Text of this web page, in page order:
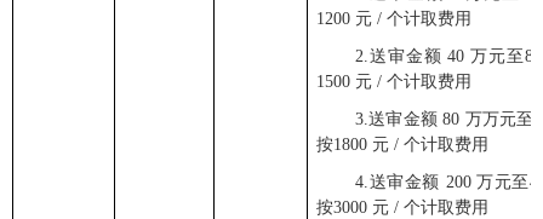
1200 元 / 个计取费用
2.送审金额40万元至
1500 元 / 个计取费用
3.送审金额80 万万元至
按1800 元 / 个计取费用
4.送审金额 200万元至
按3000 元 / 个计取费用